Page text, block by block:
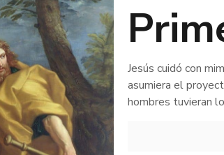
Jesús cuidó con
asumiera el
hombres tuvieran